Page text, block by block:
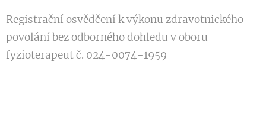
Registrační osvědčení k výkonu zdravotnického
povolání bez odborného dohledu v oboru
fyzioterapeut č. 024-0074-1959